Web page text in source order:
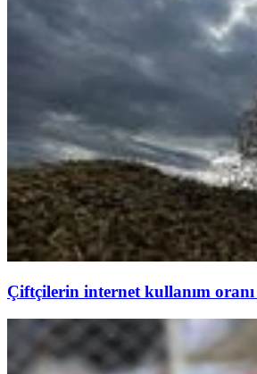
Çiftçilerin internet kullanım oranı